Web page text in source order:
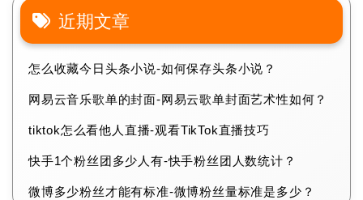
近期文章
怎么收藏今日头条小说-如何保存头条小说？
网易云音乐歌单的封面-网易云歌单封面艺术性如何？
tiktok怎么看他人直播-观看TikTok直播技巧
快手1个粉丝团多少人有-快手粉丝团人数统计？
微博多少粉丝才能有标准-微博粉丝量标准是多少？